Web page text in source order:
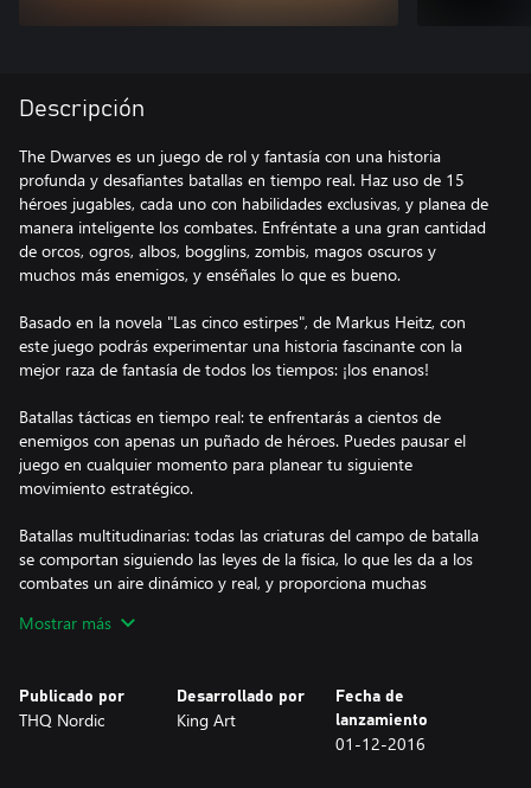
Descripción
The Dwarves es un juego de rol y fantasía con una historia
profunda y desafiantes batallas en tiempo real. Haz uso de 15
héroes jugables, cada uno con habilidades exclusivas, y planea de
manera inteligente los combates. Enfréntate a una gran cantidad
de orcos, ogros, albos, bogglins, zombis, magos oscuros y
muchos más enemigos, y enséñales lo que es bueno.
Basado en la novela "Las cinco estirpes", de Markus Heitz, con
este juego podrás experimentar una historia fascinante con la
mejor raza de fantasía de todos los tiempos: ¡los enanos!
Batallas tácticas en tiempo real: te enfrentarás a cientos de
enemigos con apenas un puñado de héroes. Puedes pausar el
juego en cualquier momento para planear tu siguiente
movimiento estratégico.
Batallas multitudinarias: todas las criaturas del campo de batalla
se comportan siguiendo las leyes de la física, lo que les da a los
combates un aire dinámico y real, y proporciona muchas
Explora el mundo: descubre secretos, aprende más sobre el
universo del juego y sus habitantes y resuelve rompecabezas
Mostrar más
Publicado por
THQ Nordic
Desarrollado por
King Art
Fecha de
lanzamiento
01-12-2016